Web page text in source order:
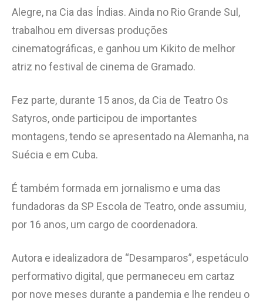
Alegre, na Cia das Índias. Ainda no Rio Grande Sul,
trabalhou em diversas produções
cinematográficas, e ganhou um Kikito de melhor
atriz no festival de cinema de Gramado.
Fez parte, durante 15 anos, da Cia de Teatro Os
Satyros, onde participou de importantes
montagens, tendo se apresentado na Alemanha, na
Suécia e em Cuba.
É também formada em jornalismo e uma das
fundadoras da SP Escola de Teatro, onde assumiu,
por 16 anos, um cargo de coordenadora.
Autora e idealizadora de “Desamparos”, espetáculo
performativo digital, que permaneceu em cartaz
por nove meses durante a pandemia e lhe rendeu o